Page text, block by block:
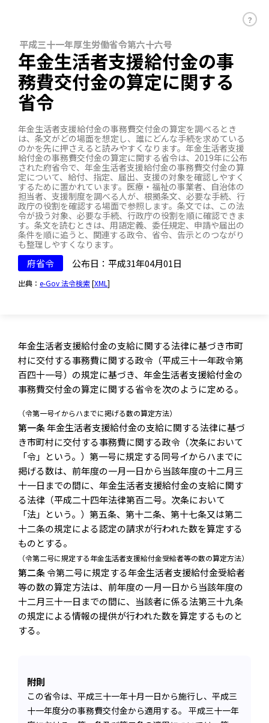
平成三十一年厚生労働省令第六十六号
年金生活者支援給付金の事
務費交付金の算定に関する
省令
年金生活者支援給付金の事務費交付金の算定を調べるとき
は、条文がどの場面を想定し、誰にどんな手続を求めている
のかを先に押さえると読みやすくなります。年金生活者支援
給付金の事務費交付金の算定に関する省令は、2019年に公布
された府省令で、年金生活者支援給付金の事務費交付金の算
定について、給付、指定、届出、支援の対象を確認しやすく
するために置かれています。医療・福祉の事業者、自治体の
担当者、支援制度を調べる人が、根拠条文、必要な手続、行
政庁の役割を確認する場面で参照します。条文では、この法
令が扱う対象、必要な手続、行政庁の役割を順に確認できま
す。条文を読むときは、用語定義、委任規定、申請や届出の
条件を順に追うと、関連する政令、省令、告示とのつながり
も整理しやすくなります。
府省令 公布日：平成31年04月01日
出典： e-Gov 法令検索[XML ]
年金生活者支援給付金の支給に関する法律に基づき市町
村に交付する事務費に関する政令（平成三十一年政令第
百四十一号）の規定に基づき、年金生活者支援給付金の
事務費交付金の算定に関する省令を次のように定める。
（令第一号イからハまでに掲げる数の算定方法）
第一条年金生活者支援給付金の支給に関する法律に基づ
き市町村に交付する事務費に関する政令（次条において
「令」という。）第一号に規定する同号イからハまでに
掲げる数は、前年度の一月一日から当該年度の十二月三
十一日までの間に、年金生活者支援給付金の支給に関す
る法律（平成二十四年法律第百二号。次条において
「法」という。）第五条、第十二条、第十七条又は第二
十二条の規定による認定の請求が行われた数を算定する
ものとする。
（令第二号に規定する年金生活者支援給付金受給者等の数の算定方法）
第二条令第二号に規定する年金生活者支援給付金受給者
等の数の算定方法は、前年度の一月一日から当該年度の
十二月三十一日までの間に、当該者に係る法第三十九条
の規定による情報の提供が行われた数を算定するものと
する。
附則
この省令は、平成三十一年十月一日から施行し、平成三
十一年度分の事務費交付金から適用する。 平成三十一年
？